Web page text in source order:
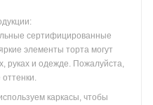
сертифицированные
элементы торта могут
руках и одежде. Пожалуйста,
каркасы, чтобы